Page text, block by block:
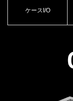
ケースI/O